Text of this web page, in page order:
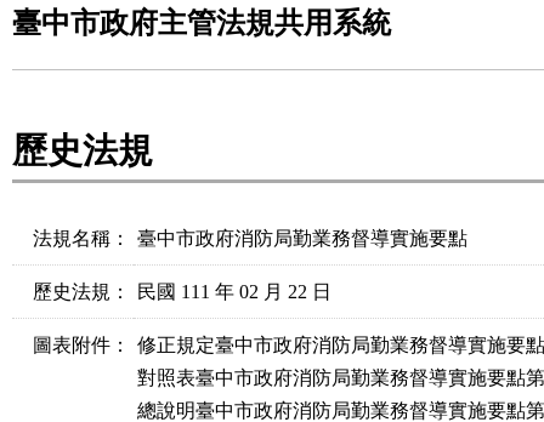
臺中市政府主管法規共用系統
歷史法規
法規名稱： 臺中市政府消防局勤業務督導實施要點
歷史法規： 民國 111 年 02 月 22 日
圖表附件：
修正規定臺中市政府消防局勤業務督導實施要
對照表臺中市政府消防局勤業務督導實施要點
總說明臺中市政府消防局勤業務督導實施要點